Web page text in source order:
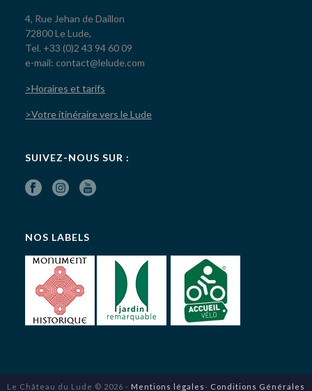
4, Rue Jehan de Daillon
72800 Le Lude,
Tel. +33 (0)2 43 94 60 09
e-mail: contact@lelude.com
>Horaires et tarifs
>Votre itinéraire vers le Lude
SUIVEZ-NOUS SUR :
NOS LABELS
Le Château du Lude © 2026 - Mentions légales- Conditions Générales